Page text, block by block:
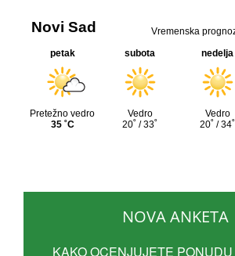
NOVA ANKETA
KAKO OCENJUJETE